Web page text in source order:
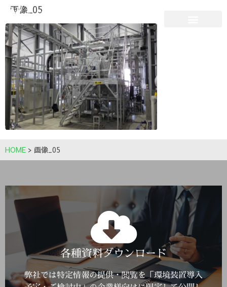
画像_05
HOME > 画像_05
各種資料ダウンロード
弊社では特定情報の提供・閲覧を「環境装置導入
詳しくはこちら
Click Here